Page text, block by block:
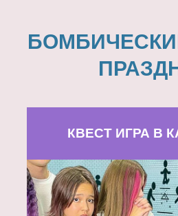
КВЕСТ ИГРА В